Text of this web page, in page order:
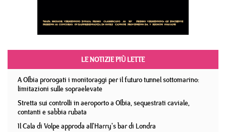
LE NOTIZIE PIÙ LETTE
A Olbia prorogati i monitoraggi per il futuro tunnel sottomarino:
limitazioni sulle sopraelevate
Stretta sui controlli in aeroporto a Olbia, sequestrati caviale,
contanti e sabbia rubata
Il Cala di Volpe approda all'Harry's bar di Londra